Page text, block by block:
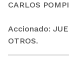
CARLOS
Accionado:
OTROS.